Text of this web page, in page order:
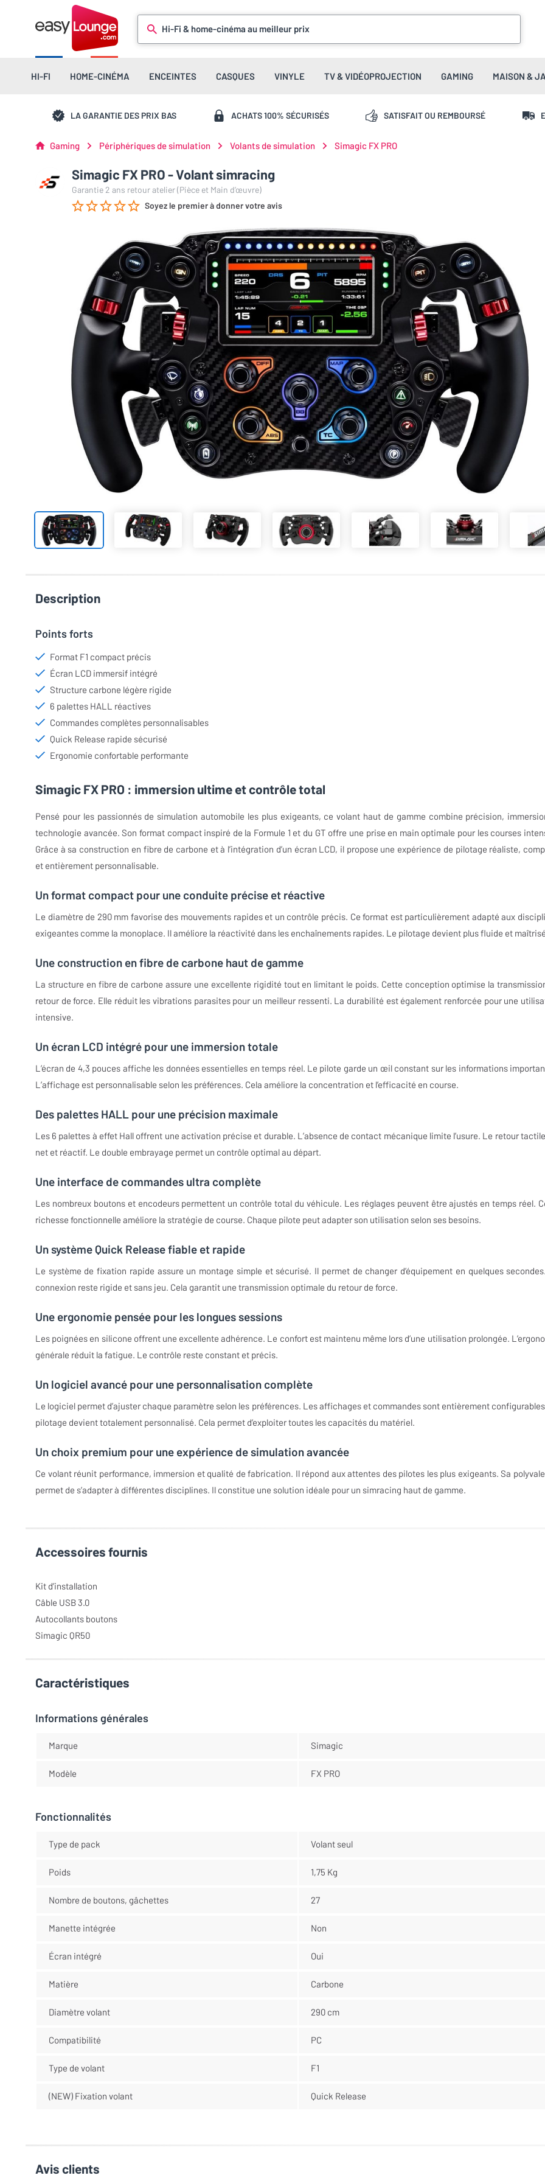
Hi-Fi & home-cinéma au meilleur prix
HI-FI HOME-CINÉMA ENCEINTES CASQUES VINYLE TV & VIDÉOPROJECTION GAMING MAISON &
LA GARANTIE DES PRIX BAS ACHATS 100% SÉCURISÉS SATISFAIT OU REMBOURSÉ
Gaming Périphériques de simulation Volants de simulation Simagic FX PRO
Simagic FX PRO - Volant simracing
Garantie 2 ans retour atelier (Pièce et Main d’œuvre)
Soyez le premier à donner votre avis
Description
Points forts
Format F1 compact précis
Écran LCD immersif intégré
Structure carbone légère rigide
6 palettes HALL réactives
Commandes complètes personnalisables
Quick Release rapide sécurisé
Ergonomie confortable performante
Simagic FX PRO : immersion ultime et contrôle total
Pensé pour les passionnés de simulation automobile les plus exigeants, ce volant haut de gamme combine précision,
technologie avancée. Son format compact inspiré de la Formule 1 et du GT offre une prise en main optimale pour les courses
Grâce à sa construction en fibre de carbone et à l’intégration d’un écran LCD, il propose une expérience de pilotage réaliste,
et entièrement personnalisable.
Un format compact pour une conduite précise et réactive
Le diamètre de 290 mm favorise des mouvements rapides et un contrôle précis. Ce format est particulièrement adapté aux
exigeantes comme la monoplace. Il améliore la réactivité dans les enchaînements rapides. Le pilotage devient plus fluide et
Une construction en fibre de carbone haut de gamme
La structure en fibre de carbone assure une excellente rigidité tout en limitant le poids. Cette conception optimise la
retour de force. Elle réduit les vibrations parasites pour un meilleur ressenti. La durabilité est également renforcée pour une
intensive.
Un écran LCD intégré pour une immersion totale
L’écran de 4,3 pouces affiche les données essentielles en temps réel. Le pilote garde un œil constant sur les informations
L’affichage est personnalisable selon les préférences. Cela améliore la concentration et l’efficacité en course.
Des palettes HALL pour une précision maximale
Les 6 palettes à effet Hall offrent une activation précise et durable. L’absence de contact mécanique limite l’usure. Le retour
net et réactif. Le double embrayage permet un contrôle optimal au départ.
Une interface de commandes ultra complète
Les nombreux boutons et encodeurs permettent un contrôle total du véhicule. Les réglages peuvent être ajustés en temps réel.
richesse fonctionnelle améliore la stratégie de course. Chaque pilote peut adapter son utilisation selon ses besoins.
Un système Quick Release fiable et rapide
Le système de fixation rapide assure un montage simple et sécurisé. Il permet de changer d’équipement en quelques
connexion reste rigide et sans jeu. Cela garantit une transmission optimale du retour de force.
Une ergonomie pensée pour les longues sessions
Les poignées en silicone offrent une excellente adhérence. Le confort est maintenu même lors d’une utilisation prolongée.
générale réduit la fatigue. Le contrôle reste constant et précis.
Un logiciel avancé pour une personnalisation complète
Le logiciel permet d’ajuster chaque paramètre selon les préférences. Les affichages et commandes sont entièrement
pilotage devient totalement personnalisé. Cela permet d’exploiter toutes les capacités du matériel.
Un choix premium pour une expérience de simulation avancée
Ce volant réunit performance, immersion et qualité de fabrication. Il répond aux attentes des pilotes les plus exigeants. Sa
permet de s’adapter à différentes disciplines. Il constitue une solution idéale pour un simracing haut de gamme.
Accessoires fournis
Kit d’installation
Câble USB 3.0
Autocollants boutons
Simagic QR50
Caractéristiques
Informations générales
Marque Simagic
Modèle FX PRO
Fonctionnalités
Type de pack Volant seul
Poids 1,75 Kg
Nombre de boutons, gâchettes 27
Manette intégrée Non
Écran intégré Oui
Matière Carbone
Diamètre volant 290 cm
Compatibilité PC
Type de volant F1
(NEW) Fixation volant Quick Release
Avis clients